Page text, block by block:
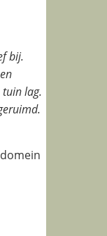
bij.
lag.